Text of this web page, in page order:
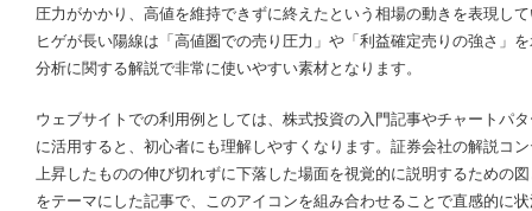
圧力がかかり、高値を維持できずに終えたという相場の動きを表現し
ヒゲが長い陽線は「高値圏での売り圧力」や「利益確定売りの強さ」
分析に関する解説で非常に使いやすい素材となります。
ウェブサイトでの利用例としては、株式投資の入門記事やチャートパ
に活用すると、初心者にも理解しやすくなります。証券会社の解説コ
上昇したものの伸び切れずに下落した場面を視覚的に説明するための
をテーマにした記事で、このアイコンを組み合わせることで直感的に